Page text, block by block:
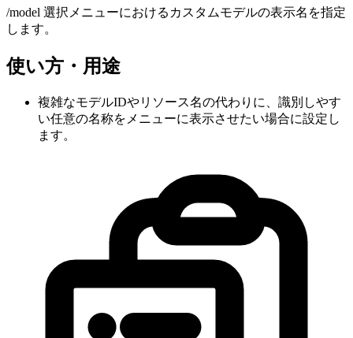
/model 選択メニューにおけるカスタムモデルの表示名を指定
します。
使い方・用途
複雑なモデルIDやリソース名の代わりに、識別しやす
い任意の名称をメニューに表示させたい場合に設定し
ます。